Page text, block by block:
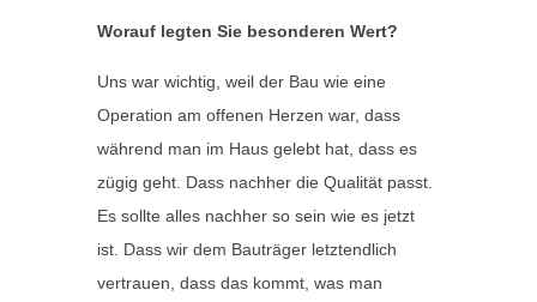
Worauf legten Sie besonderen Wert?
Uns war wichtig, weil der Bau wie eine
Operation am offenen Herzen war, dass
während man im Haus gelebt hat, dass es
zügig geht. Dass nachher die Qualität passt.
Es sollte alles nachher so sein wie es jetzt
ist. Dass wir dem Bauträger letztendlich
vertrauen, dass das kommt, was man